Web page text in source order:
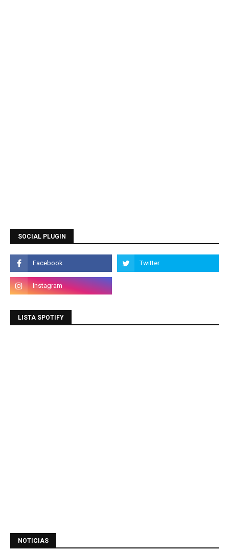
SOCIAL PLUGIN
LISTA SPOTIFY
NOTICIAS